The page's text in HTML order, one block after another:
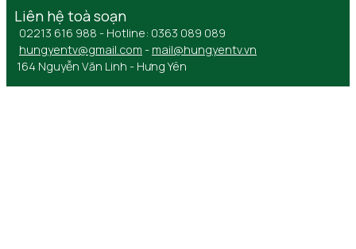
Liên hệ toà soạn
02213 616 988 - Hotline: 0363 089 089
hungyentv@gmail.com - mail@hungyentv.vn
164 Nguyễn Văn Linh - Hưng Yên